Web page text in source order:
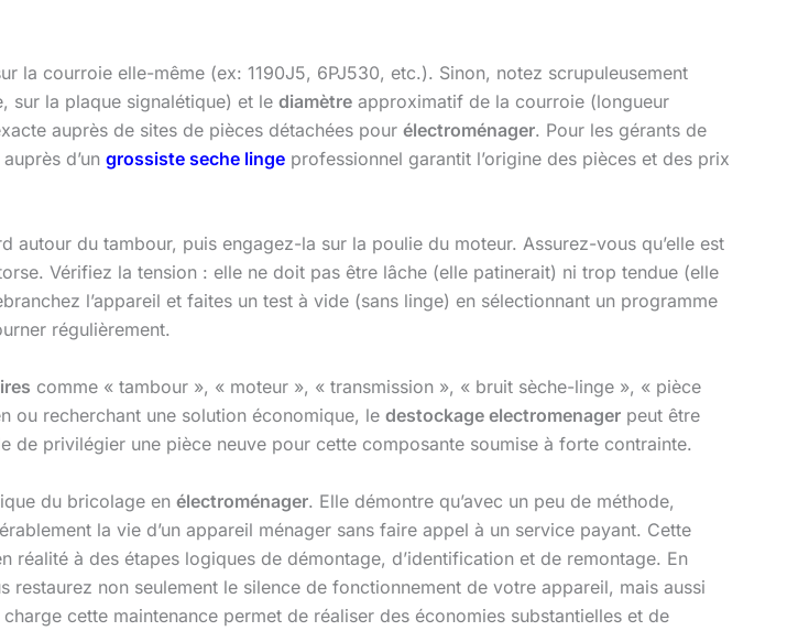
la courroie elle-même (ex: 1190J5, 6PJ530, etc.). Sinon, notez scrupuleusement
sur la plaque signalétique) et le diamètre approximatif de la courroie (longueur
auprès de sites de pièces détachées pour électroménager. Pour les gérants de
d’un grossiste seche linge professionnel garantit l’origine des pièces et des prix
du tambour, puis engagez-la sur la poulie du moteur. Assurez-vous qu’elle est
Vérifiez la tension : elle ne doit pas être lâche (elle patinerait) ni trop tendue (elle
l’appareil et faites un test à vide (sans linge) en sélectionnant un programme
régulièrement.
comme « tambour », « moteur », « transmission », « bruit sèche-linge », « pièce
ou recherchant une solution économique, le destockage electromenager peut être
de privilégier une pièce neuve pour cette composante soumise à forte contrainte.
du bricolage en électroménager. Elle démontre qu’avec un peu de méthode,
la vie d’un appareil ménager sans faire appel à un service payant. Cette
à des étapes logiques de démontage, d’identification et de remontage. En
non seulement le silence de fonctionnement de votre appareil, mais aussi
cette maintenance permet de réaliser des économies substantielles et de